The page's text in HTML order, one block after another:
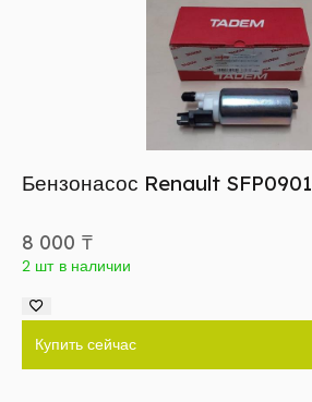
Бензонасос Renault SFP0901
8 000 ₸
2 шт в наличии
Купить сейчас